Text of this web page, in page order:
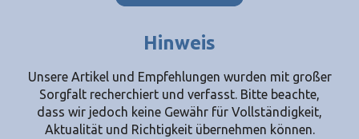
Hinweis
Unsere Artikel und Empfehlungen wurden mit großer
Sorgfalt recherchiert und verfasst. Bitte beachte,
dass wir jedoch keine Gewähr für Vollständigkeit,
Aktualität und Richtigkeit übernehmen können.